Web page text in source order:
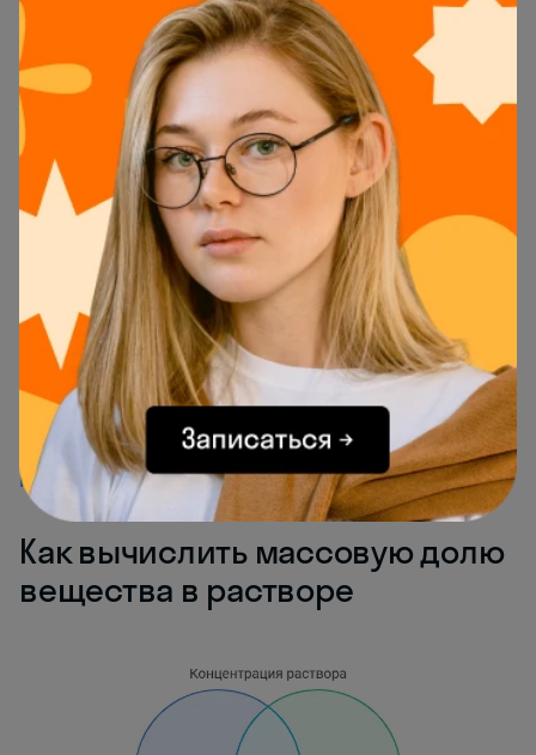
Вычислим относительную молекулярную массу
соединения С2H6O, которая складывается из
соответствующих масс каждого элемента:
Mr(С
) = 2M(C) + 6M(H) + M(O) = 2⋅12 + 6⋅1 + 16 =
Полученные данные подставим в формулу и
определим массовую долю элемента в
соединении:
или
Ответ:в этиловом спирте массовая доля
водорода составляет 13%.
Другая полезная статья по химии:
«Примеры
моносахаридов».
Как вычислить массовую долю
вещества в растворе